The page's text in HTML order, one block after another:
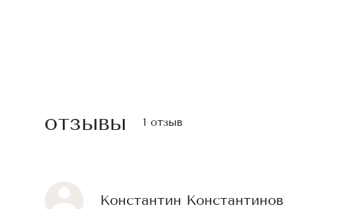
отзывы 1 отзыв
Константин Константинов